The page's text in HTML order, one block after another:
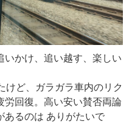
かけ、追い越す、楽しい
ど、ガラガラ車内のリク
労回復。高い安い賛否両論
あるのは ありがたいで